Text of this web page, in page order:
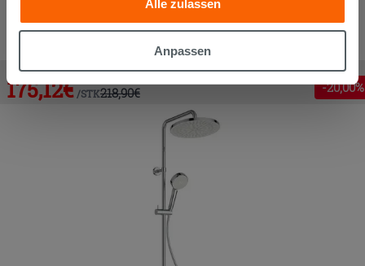
die sie aufgrund Ihrer Verwendung ihrer Dienste
gesammelt haben, kombinieren. Falls Sie mehr wissen
möchten oder Ihre Zustimmung zu allen oder einigen
Zustimmung kann durch Klicken auf die Schaltfläche
„Cookies akzeptieren“ gegeben werden. Wenn Sie auf
die Schaltfläche "X" klicken, können Sie das Surfen erst
nach der Installation der technischen Cookies fortsetzen.
Alle zulassen
Anpassen
Mischer Brausethermostat Aufputz Grohe Grt 800
175,12€ /STK218,90€ -20,00%